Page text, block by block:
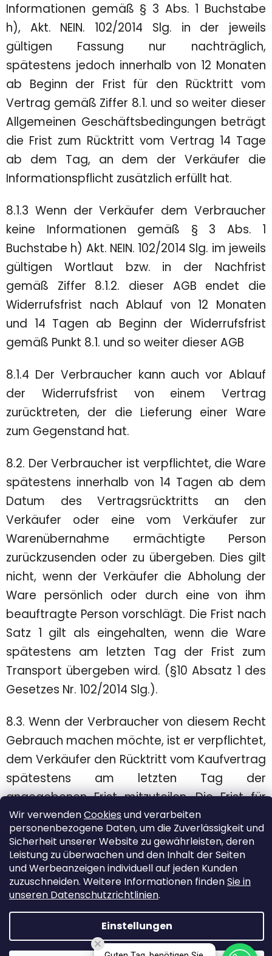
Wir verwendenCookies und verarbeiten
personenbezogene Daten, um die Zuverlässigkeit und
Sicherheit unserer Website zu gewährleisten, deren
Leistung zu überwachen und den Inhalt der Seiten
und Werbeanzeigen individuell auf jeden Kunden
zuzuschneiden. Weitere Informationen findenSie in
unseren Datenschutzrichtlinien.
Einstellungen
Informationen gemäß § 3 Abs. 1 Buchstabe
h), Akt. NEIN. 102/2014 Slg. in der jeweils
gültigen Fassung nur nachträglich,
spätestens jedoch innerhalb von 12 Monaten
ab Beginn der Frist für den Rücktritt vom
Vertrag gemäß Ziffer 8.1. und so weiter dieser
Allgemeinen Geschäftsbedingungen beträgt
die Frist zum Rücktritt vom Vertrag 14 Tage
ab dem Tag, an dem der Verkäufer die
Informationspflicht zusätzlich erfüllt hat.
8.1.3 Wenn der Verkäufer dem Verbraucher
keine Informationen gemäß § 3 Abs. 1
Buchstabe h) Akt. NEIN. 102/2014 Slg. im jeweils
gültigen Wortlaut bzw. in der Nachfrist
gemäß Ziffer 8.1.2. dieser AGB endet die
Widerrufsfrist nach Ablauf von 12 Monaten
und 14 Tagen ab Beginn der Widerrufsfrist
gemäß Punkt 8.1. und so weiter dieser AGB
8.1.4 Der Verbraucher kann auch vor Ablauf
der Widerrufsfrist von einem Vertrag
zurücktreten, der die Lieferung einer Ware
zum Gegenstand hat.
8.2. Der Verbraucher ist verpflichtet, die Ware
spätestens innerhalb von 14 Tagen ab dem
Datum des Vertragsrücktritts an den
Verkäufer oder eine vom Verkäufer zur
Warenübernahme ermächtigte Person
zurückzusenden oder zu übergeben. Dies gilt
nicht, wenn der Verkäufer die Abholung der
Ware persönlich oder durch eine von ihm
beauftragte Person vorschlägt. Die Frist nach
Satz 1 gilt als eingehalten, wenn die Ware
spätestens am letzten Tag der Frist zum
Transport übergeben wird. (§10 Absatz 1 des
Gesetzes Nr. 102/2014 Slg.).
8.3. Wenn der Verbraucher von diesem Recht
Gebrauch machen möchte, ist er verpflichtet,
dem Verkäufer den Rücktritt vom Kaufvertrag
spätestens am letzten Tag der
angegebenen Frist mitzuteilen. Die Frist für
den Rücktritt vom Vertrag gilt als
eingehalten, wenn die Mitteilung über den
Rücktritt vom Vertrag dem Verkäufer
spätestens am letzten Tag der Frist an die
Adresse des Verkäufers gesendet wurde, die
lautet:
Krope Pk s.r.o., Perín 326, 04474 Perín,